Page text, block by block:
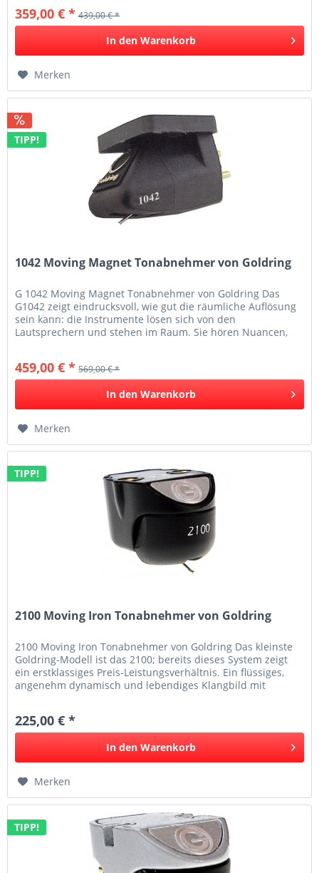
359,00 € * 439,00 € *
In den Warenkorb
Merken
TIPP!
1042 Moving Magnet Tonabnehmer von Goldring
G 1042 Moving Magnet Tonabnehmer von Goldring Das
G1042 zeigt eindrucksvoll, wie gut die räumliche Auflösung
sein kann: die Instrumente lösen sich von den
Lautsprechern und stehen im Raum. Sie hören Nuancen,
459,00 € * 569,00 € *
In den Warenkorb
Merken
TIPP!
2100 Moving Iron Tonabnehmer von Goldring
2100 Moving Iron Tonabnehmer von Goldring Das kleinste
Goldring-Modell ist das 2100; bereits dieses System zeigt
ein erstklassiges Preis-Leistungsverhältnis. Ein flüssiges,
angenehm dynamisch und lebendiges Klangbild mit
225,00 € *
In den Warenkorb
Merken
TIPP!